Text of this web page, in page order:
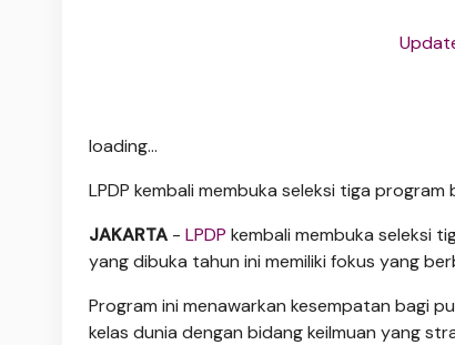
loading...
LPDP kembali membuka seleksi tiga
JAKARTA - LPDP kembali membuka seleksi
yang dibuka tahun ini memiliki fokus yang
Program ini menawarkan kesempatan bagi
kelas dunia dengan bidang keilmuan yang